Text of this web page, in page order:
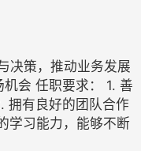
决策，推动业务发展
会 任职要求： 1. 善
拥有良好的团队合作
学习能力，能够不断